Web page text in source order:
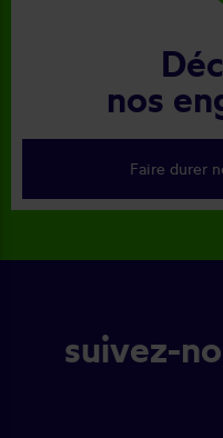
nos
Faire durer
suivez-